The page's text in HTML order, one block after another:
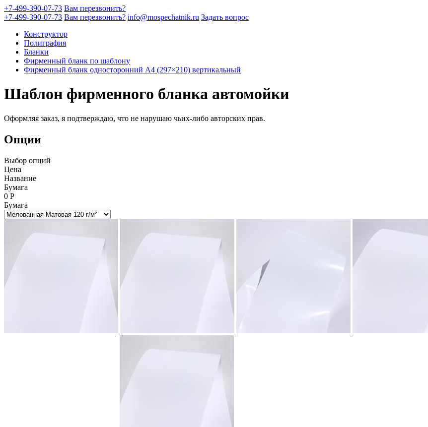
+7-499-390-07-73 Вам перезвонить?
+7-499-390-07-73 Вам перезвонить? info@mospechatnik.ru Задать вопрос
Конструктор
Полиграфия
Бланки
Фирменный бланк по шаблону
Фирменный бланк односторонний A4 (297×210) вертикальный
Шаблон фирменного бланка автомойки
Оформляя заказ, я подтверждаю, что не нарушаю чьих-либо авторских прав.
Опции
Выбор опций
Цена
Название
Бумага
0 Р
Бумага